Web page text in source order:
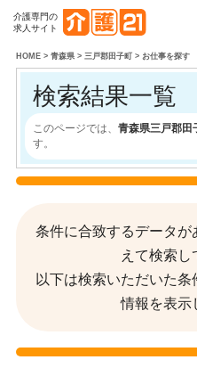
介護専門の
求人サイト
HOME> 青森県> 三戸郡田子町> お仕事を探す
検索結果一覧
このページでは、 青森県三戸郡田
す。
条件に合致するデータ
えて検索し
以下は検索いただいた条
情報を表示